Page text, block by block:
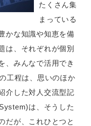
たくさん集
まっている
かな知識や知恵を備
は、それぞれが個別
、みんなで活用でき
工程は、思いのほか
介した対人交流型記
は、そうした
だが、これひとつと